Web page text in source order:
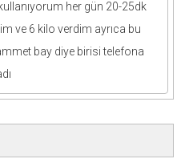
her gün 20-25dk
ve 6 kilo verdim ayrıca bu
bay diye birisi telefona